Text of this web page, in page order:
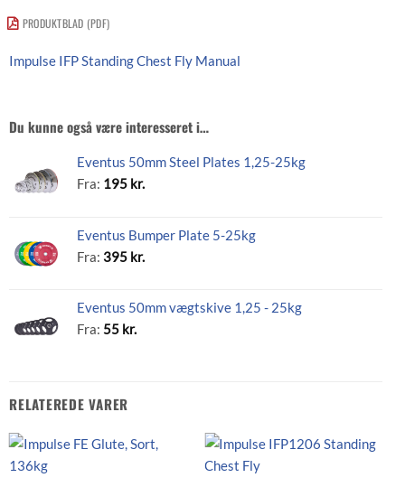
PRODUKTBLAD (PDF)
Impulse IFP Standing Chest Fly Manual
Du kunne også være interesseret i…
Eventus 50mm Steel Plates 1,25-25kg
Fra: 195 kr.
Eventus Bumper Plate 5-25kg
Fra: 395 kr.
Eventus 50mm vægtskive 1,25 - 25kg
Fra: 55 kr.
RELATEREDE VARER